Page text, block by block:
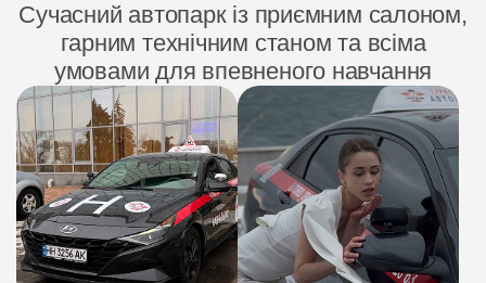
Сучасний автопарк із приємним салоном,
гарним технічним станом та всіма
умовами для впевненого навчання